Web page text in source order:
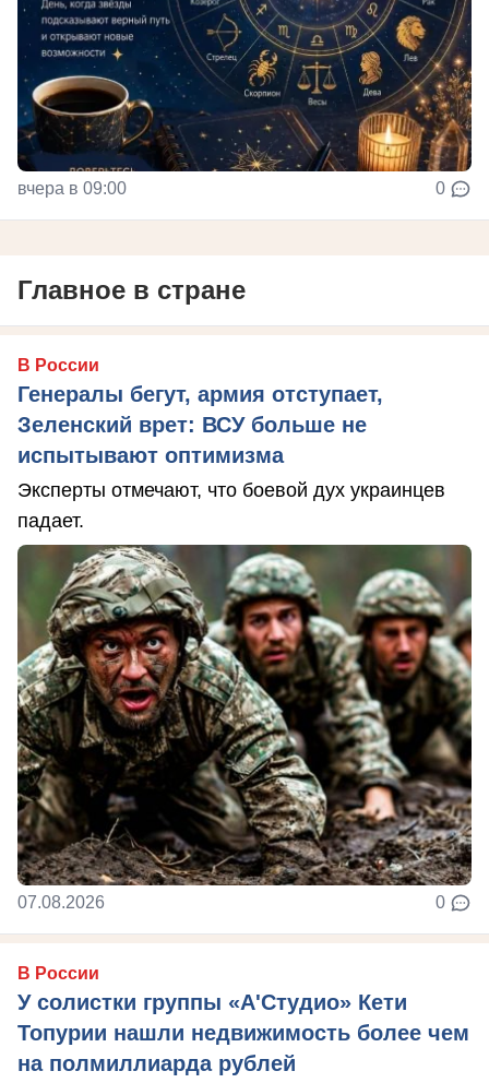
вчера в 09:00 0
Главное в стране
В России
Генералы бегут, армия отступает,
Зеленский врет: ВСУ больше не
испытывают оптимизма
Эксперты отмечают, что боевой дух украинцев
падает.
07.08.2026 0
В России
У солистки группы «А'Студио» Кети
Топурии нашли недвижимость более чем
на полмиллиарда рублей